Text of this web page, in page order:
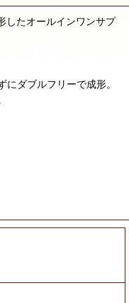
したオールインワンサプ
ダブルフリーで成形。